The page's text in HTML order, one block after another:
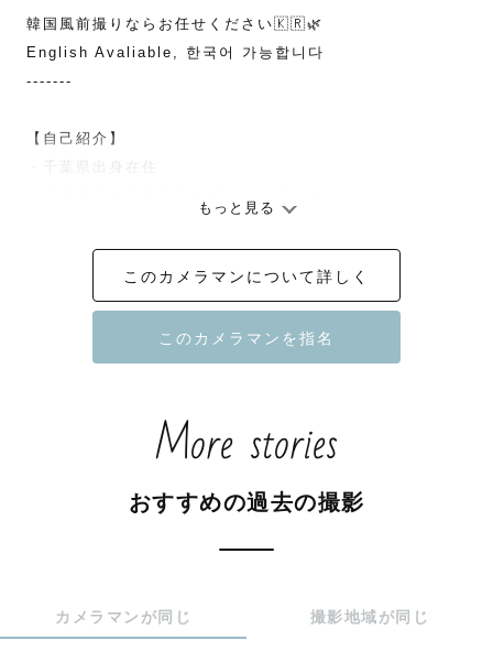
韓国風前撮りならお任せください🇰🇷🌿
English Avaliable, 한국어 가능합니다
-------
【自己紹介】
・千葉県出身在住
・カナダ🇨🇦と韓国🇰🇷に留学
コミュニケーション大好き人間です🌎💛
◎明るくリラックスできる雰囲気づくり
『自然な表情が撮れた』
のお声をいただきます！
もっと見る
このカメラマンについて詳しく
More stories
おすすめの過去の撮影
カメラマンが同じ 撮影地域が同じ